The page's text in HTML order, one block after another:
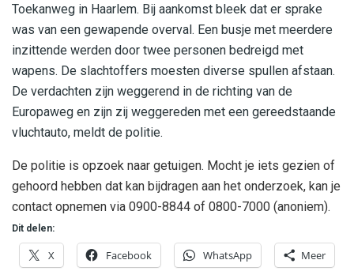
Toekanweg in Haarlem. Bij aankomst bleek dat er sprake
was van een gewapende overval. Een busje met meerdere
inzittende werden door twee personen bedreigd met
wapens. De slachtoffers moesten diverse spullen afstaan.
De verdachten zijn weggerend in de richting van de
Europaweg en zijn zij weggereden met een gereedstaande
vluchtauto, meldt de politie.
De politie is opzoek naar getuigen. Mocht je iets gezien of
gehoord hebben dat kan bijdragen aan het onderzoek, kan je
contact opnemen via 0900-8844 of 0800-7000 (anoniem).
Dit delen:
X Facebook WhatsApp Meer